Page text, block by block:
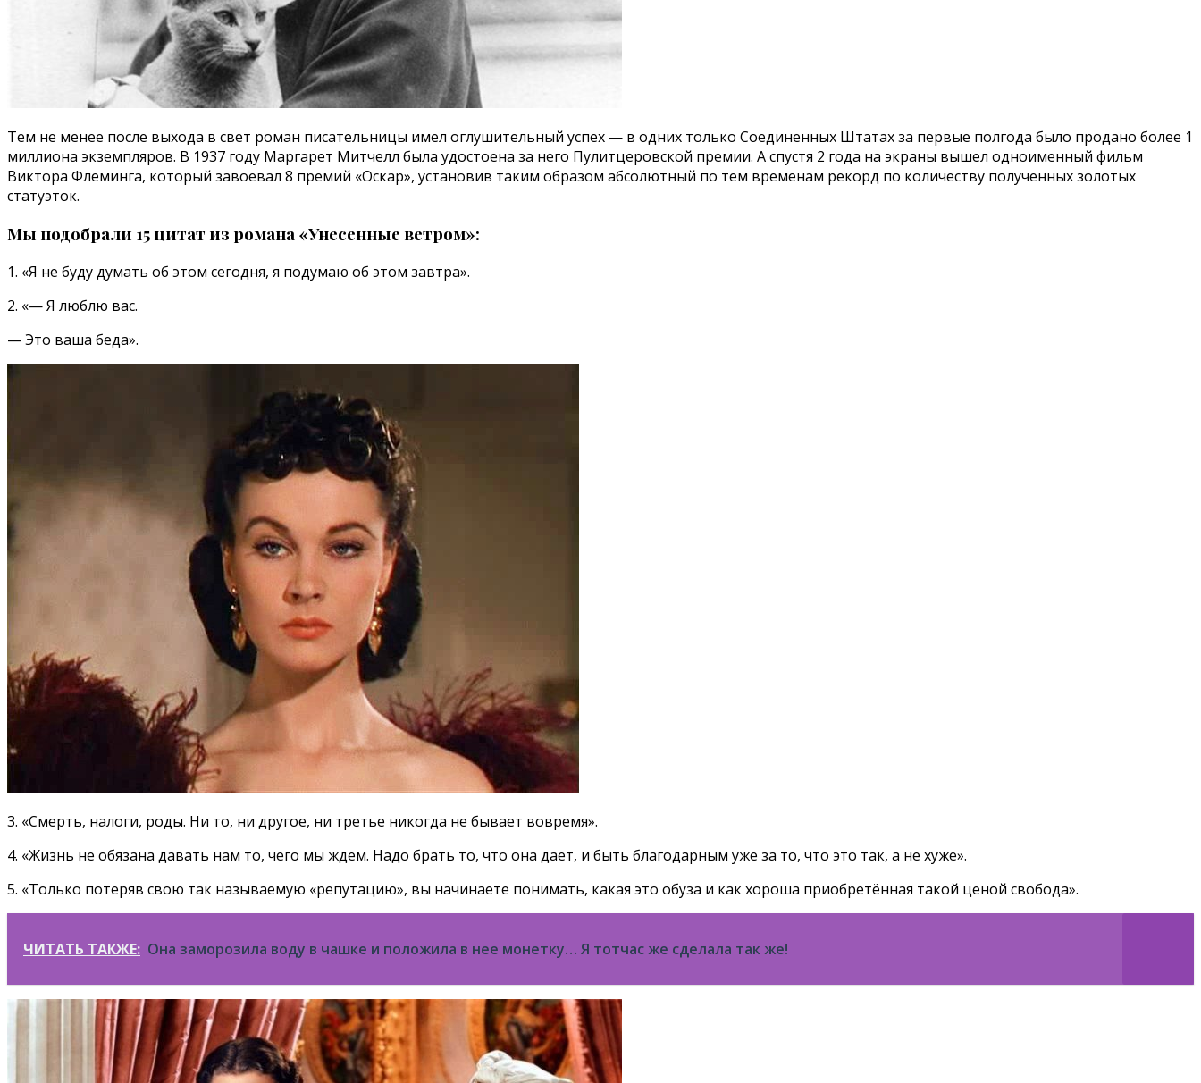
Тем не менее после выхода в свет роман писательницы имел оглушительный успех — в одних только Соединенных Штатах за первые полгода было продано более 1
миллиона экземпляров. В 1937 году Маргарет Митчелл была удостоена за него Пулитцеровской премии. А спустя 2 года на экраны вышел одноименный фильм
Виктора Флеминга, который завоевал 8 премий «Оскар», установив таким образом абсолютный по тем временам рекорд по количеству полученных золотых
статуэток.
Мы подобрали 15 цитат из романа «Унесенные ветром»:
1. «Я не буду думать об этом сегодня, я подумаю об этом завтра».
2. «— Я люблю вас.
— Это ваша беда».
3. «Смерть, налоги, роды. Ни то, ни другое, ни третье никогда не бывает вовремя».
4. «Жизнь не обязана давать нам то, чего мы ждем. Надо брать то, что она дает, и быть благодарным уже за то, что это так, а не хуже».
5. «Только потеряв свою так называемую «репутацию», вы начинаете понимать, какая это обуза и как хороша приобретённая такой ценой свобода».
ЧИТАТЬ ТАКЖЕ: Она заморозила воду в чашке и положила в нее монетку… Я тотчас же сделала так же!